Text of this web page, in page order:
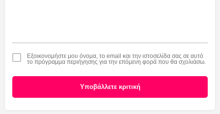
Εξοικονομήστε μου όνομα, το email και την ιστοσελίδα σας σε αυτό
το πρόγραμμα περιήγησης για την επόμενη φορά που θα σχολιάσω.
Υποβάλλετε κριτική